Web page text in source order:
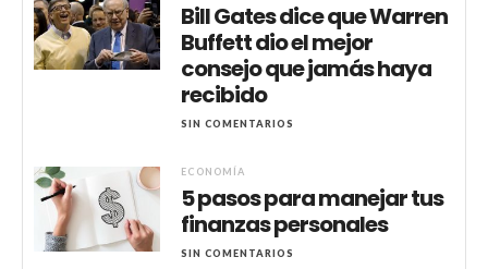
Bill Gates dice que Warren
Buffett dio el mejor
consejo que jamás haya
recibido
SIN COMENTARIOS
ECONOMÍA
5 pasos para manejar tus
finanzas personales
SIN COMENTARIOS